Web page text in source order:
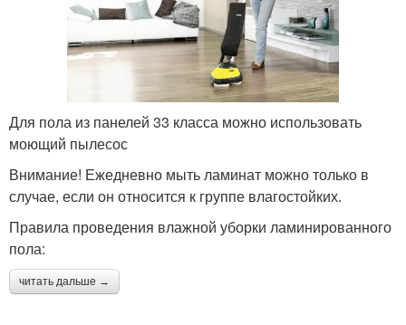
Для пола из панелей 33 класса можно использовать
моющий пылесос
Внимание! Ежедневно мыть ламинат можно только в
случае, если он относится к группе влагостойких.
Правила проведения влажной уборки ламинированного
пола:
читать дальше →